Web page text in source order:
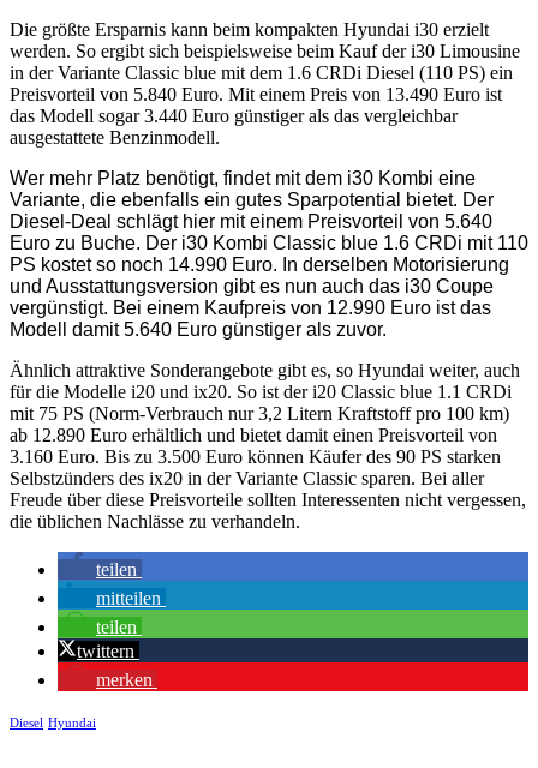
Die größte Ersparnis kann beim kompakten Hyundai i30 erzielt
werden. So ergibt sich beispielsweise beim Kauf der i30 Limousine
in der Variante Classic blue mit dem 1.6 CRDi Diesel (110 PS) ein
Preisvorteil von 5.840 Euro. Mit einem Preis von 13.490 Euro ist
das Modell sogar 3.440 Euro günstiger als das vergleichbar
ausgestattete Benzinmodell.
Wer mehr Platz benötigt, findet mit dem i30 Kombi eine
Variante, die ebenfalls ein gutes Sparpotential bietet. Der
Diesel-Deal schlägt hier mit einem Preisvorteil von 5.640
Euro zu Buche. Der i30 Kombi Classic blue 1.6 CRDi mit 110
PS kostet so noch 14.990 Euro. In derselben Motorisierung
und Ausstattungsversion gibt es nun auch das i30 Coupe
vergünstigt. Bei einem Kaufpreis von 12.990 Euro ist das
Modell damit 5.640 Euro günstiger als zuvor.
Ähnlich attraktive Sonderangebote gibt es, so Hyundai weiter, auch
für die Modelle i20 und ix20. So ist der i20 Classic blue 1.1 CRDi
mit 75 PS (Norm-Verbrauch nur 3,2 Litern Kraftstoff pro 100 km)
ab 12.890 Euro erhältlich und bietet damit einen Preisvorteil von
3.160 Euro. Bis zu 3.500 Euro können Käufer des 90 PS starken
Selbstzünders des ix20 in der Variante Classic sparen. Bei aller
Freude über diese Preisvorteile sollten Interessenten nicht vergessen,
die üblichen Nachlässe zu verhandeln.
teilen
mitteilen
teilen
twittern
merken
Diesel Hyundai